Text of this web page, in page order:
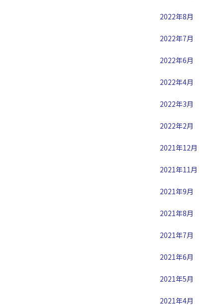
2022年8月
2022年7月
2022年6月
2022年4月
2022年3月
2022年2月
2021年12月
2021年11月
2021年9月
2021年8月
2021年7月
2021年6月
2021年5月
2021年4月